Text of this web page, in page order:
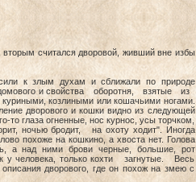
считался дворовой, живший вне избы
к злым духам и сближали по природе
домового и свойства оборотня, взятые из
козлиными или кошачьими ногами.
дворового и кошки видно из следующей
то глаза огненные, нос курнос, усы торчком,
ночью бродит, на охоту ходит". Иногда
похоже на кошкино, а хвоста нет. Голова
а над ними брови черные, большие, рот
у человека, только кохти загнутые. Весь
дворового, где он похож на змею с